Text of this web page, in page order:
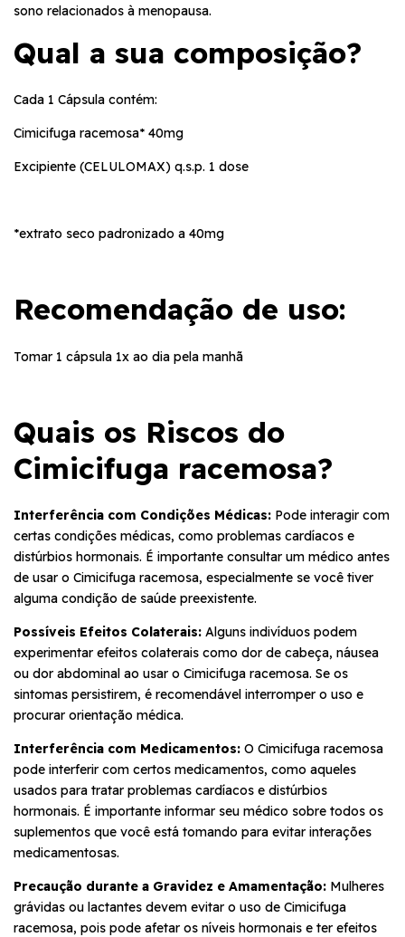
sono relacionados à menopausa.
Qual a sua composição?
Cada 1 Cápsula contém:
Cimicifuga racemosa* 40mg
Excipiente (CELULOMAX) q.s.p. 1 dose
*extrato seco padronizado a 40mg
Recomendação de uso:
Tomar 1 cápsula 1x ao dia pela manhã
Quais os Riscos do
Cimicifuga racemosa?
Interferência com Condições Médicas: Pode interagir com
certas condições médicas, como problemas cardíacos e
distúrbios hormonais. É importante consultar um médico antes
de usar o Cimicifuga racemosa, especialmente se você tiver
alguma condição de saúde preexistente.
Possíveis Efeitos Colaterais: Alguns indivíduos podem
experimentar efeitos colaterais como dor de cabeça, náusea
ou dor abdominal ao usar o Cimicifuga racemosa. Se os
sintomas persistirem, é recomendável interromper o uso e
procurar orientação médica.
Interferência com Medicamentos: O Cimicifuga racemosa
pode interferir com certos medicamentos, como aqueles
usados para tratar problemas cardíacos e distúrbios
hormonais. É importante informar seu médico sobre todos os
suplementos que você está tomando para evitar interações
medicamentosas.
Precaução durante a Gravidez e Amamentação: Mulheres
grávidas ou lactantes devem evitar o uso de Cimicifuga
racemosa, pois pode afetar os níveis hormonais e ter efeitos